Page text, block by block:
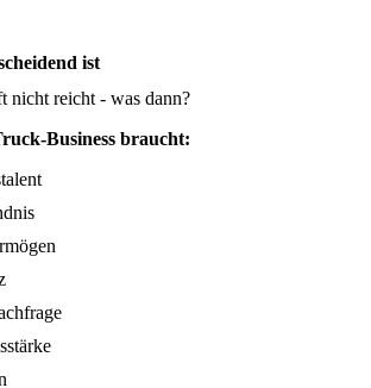
ist
nicht reicht - was dann?
Business braucht: